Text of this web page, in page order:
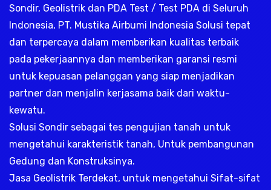
Sondir, Geolistrik dan PDA Test / Test PDA di Seluruh
Indonesia, PT. Mustika Airbumi Indonesia Solusi tepat
dan terpercaya dalam memberikan kualitas terbaik
pada pekerjaannya dan memberikan garansi resmi
untuk kepuasan pelanggan yang siap menjadikan
partner dan menjalin kerjasama baik dari waktu-
kewatu.
Solusi Sondir sebagai tes pengujian tanah untuk
mengetahui karakteristik tanah, Untuk pembangunan
Gedung dan Konstruksinya.
Jasa Geolistrik Terdekat, untuk mengetahui Sifat-sifat